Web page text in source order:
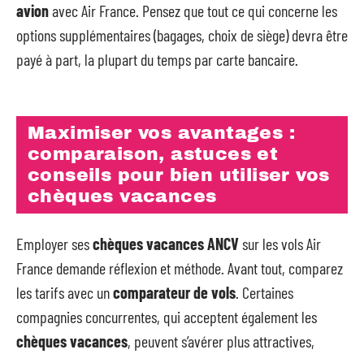
avionavec Air France. Pensez que tout ce qui concerne les
options supplémentaires (bagages, choix de siège) devra être
payé à part, la plupart du temps par carte bancaire.
Maximiser vos avantages :
comparaison, astuces et
conseils pour bien utiliser vos
chèques vacances
Employer seschèques vacances ANCVsur les vols Air
France demande réflexion et méthode. Avant tout, comparez
les tarifs avec uncomparateur de vols. Certaines
compagnies concurrentes, qui acceptent également les
chèques vacances, peuvent s’avérer plus attractives,